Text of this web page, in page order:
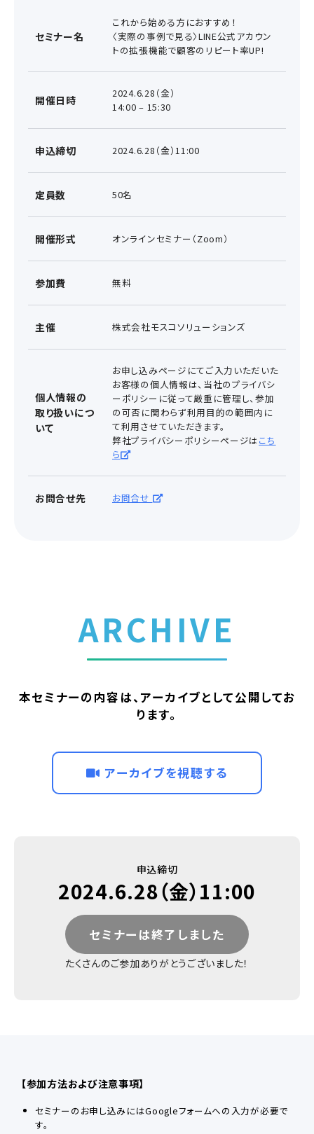
セミナー名
これから始める方におすすめ！
〈実際の事例で見る〉LINE公式アカウン
トの拡張機能で顧客のリピート率UP!
開催日時
2024.6.28（金）
14:00 – 15:30
申込締切 2024.6.28（金）11:00
定員数 50名
開催形式 オンラインセミナー（Zoom）
参加費 無料
主催 株式会社モスコソリューションズ
個人情報の
取り扱いにつ
いて
お申し込みページにてご入力いただいた
お客様の個人情報は、当社のプライバシ
ーポリシーに従って厳重に管理し、参加
の可否に関わらず利用目的の範囲内に
て利用させていただきます。
弊社プライバシーポリシーページはこち
ら
お問合せ先 お問合せ
ARCHIVE
本セミナーの内容は、アーカイブとして公開してお
ります。
アーカイブを視聴する
申込締切
2024.6.28（金）11:00
セミナーは終了しました
たくさんのご参加ありがとうございました！
【参加方法および注意事項】
セミナーのお申し込みにはGoogleフォームへの入力が必要で
す。